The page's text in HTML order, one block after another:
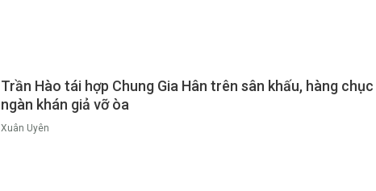
Trần Hào tái hợp Chung Gia Hân trên sân khấu, hàng chục
ngàn khán giả vỡ òa
Xuân Uyên